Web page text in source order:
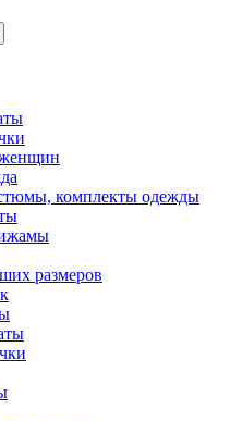
комплекты одежды
размеров